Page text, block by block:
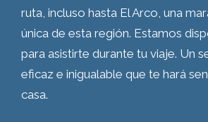
ruta, incluso hasta El Arco, una
única de esta región. Estamos
para asistirte durante tu viaje. Un
eficaz e inigualable que te hará
casa.